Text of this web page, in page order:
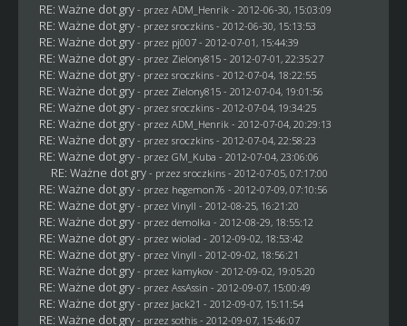
RE: Ważne dot gry - przez ADM_Henrik - 2012-06-30, 15:03:09
RE: Ważne dot gry - przez sroczkins- 2012-06-30, 15:13:53
RE: Ważne dot gry - przez pj007- 2012-07-01, 15:44:39
RE: Ważne dot gry - przez Zielony815- 2012-07-01, 22:35:27
RE: Ważne dot gry - przez sroczkins- 2012-07-04, 18:22:55
RE: Ważne dot gry - przez Zielony815- 2012-07-04, 19:01:56
RE: Ważne dot gry - przez sroczkins- 2012-07-04, 19:34:25
RE: Ważne dot gry - przez ADM_Henrik - 2012-07-04, 20:29:13
RE: Ważne dot gry - przez sroczkins- 2012-07-04, 22:58:23
RE: Ważne dot gry - przez GM_Kuba - 2012-07-04, 23:06:06
RE: Ważne dot gry - przez sroczkins- 2012-07-05, 07:17:00
RE: Ważne dot gry - przez hegemon76 - 2012-07-09, 07:10:56
RE: Ważne dot gry - przez Vinyll - 2012-08-25, 16:21:20
RE: Ważne dot gry - przez demolka - 2012-08-29, 18:55:12
RE: Ważne dot gry - przez wiolad - 2012-09-02, 18:53:42
RE: Ważne dot gry - przez Vinyll - 2012-09-02, 18:56:21
RE: Ważne dot gry - przez kamykov- 2012-09-02, 19:05:20
RE: Ważne dot gry - przez AssAssin - 2012-09-07, 15:00:49
RE: Ważne dot gry - przez Jack21 - 2012-09-07, 15:11:54
RE: Ważne dot gry - przez sothis- 2012-09-07, 15:46:07